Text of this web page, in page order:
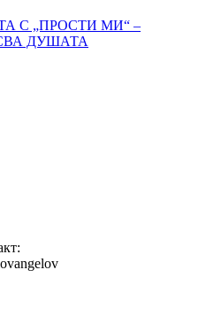
С „ПРОСТИ МИ“ –
ДУШАТА